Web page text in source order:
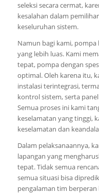
seleksi secara cermat,
kesalahan dalam
keseluruhan sistem.
Namun bagi kami,
yang lebih luas. Kami
tepat, pompa dengan
optimal. Oleh karena itu,
instalasi terintegrasi,
kontrol sistem, serta
Semua proses ini kami
keselamatan yang tinggi,
keselamatan dan
Dalam pelaksanaannya,
lapangan yang
tepat. Tidak semua
semua situasi bisa
pengalaman tim berperan